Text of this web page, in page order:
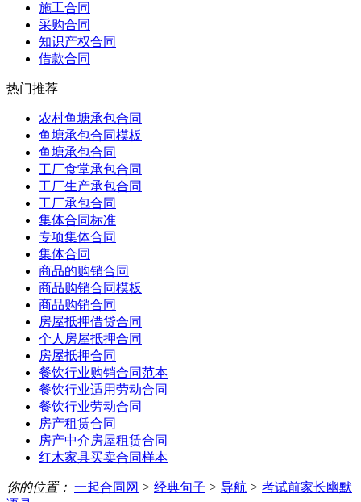
施工合同
采购合同
知识产权合同
借款合同
热门推荐
农村鱼塘承包合同
鱼塘承包合同模板
鱼塘承包合同
工厂食堂承包合同
工厂生产承包合同
工厂承包合同
集体合同标准
专项集体合同
集体合同
商品的购销合同
商品购销合同模板
商品购销合同
房屋抵押借贷合同
个人房屋抵押合同
房屋抵押合同
餐饮行业购销合同范本
餐饮行业适用劳动合同
餐饮行业劳动合同
房产租赁合同
房产中介房屋租赁合同
红木家具买卖合同样本
你的位置： 一起合同网 > 经典句子 > 导航 > 考试前家长幽默